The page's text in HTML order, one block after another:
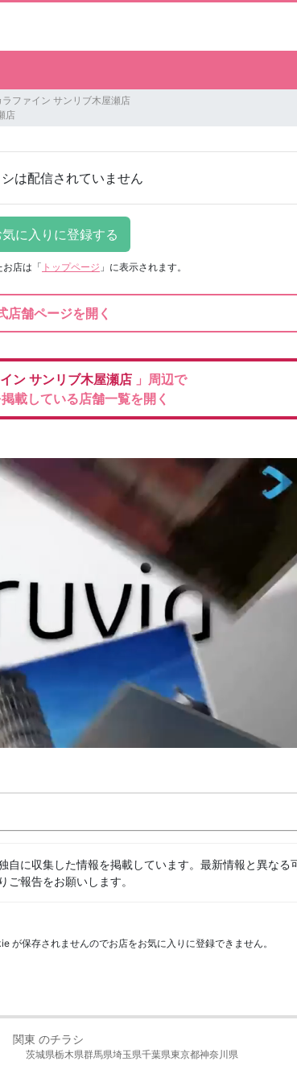
ラファイン サンリブ木屋瀬店
店
は配信されていません
お店は 「 トップページ 」に表示されます。
店舗ページを開く
ン サンリブ木屋瀬店 」周辺で
載している店舗一覧を開く
に収集した情報を掲載しています。最新情報と異なる
ご報告をお願いします。
保存されませんのでお店をお気に入りに登録できません。
関東 のチラシ
茨城県栃木県群馬県埼玉県千葉県東京都神奈川県